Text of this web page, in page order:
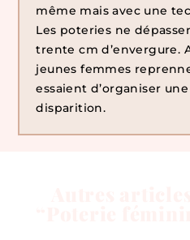
même mais avec une
Les poteries ne
trente cm d’envergure.
jeunes femmes
essaient d’organiser
disparition.